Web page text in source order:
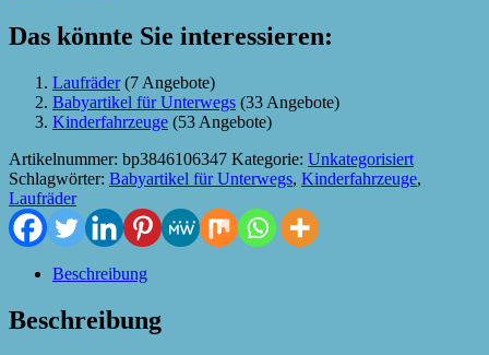
Das könnte Sie interessieren:
Laufräder(7 Angebote)
Babyartikel für Unterwegs (33 Angebote)
Kinderfahrzeuge (53 Angebote)
Artikelnummer: bp3846106347 Kategorie: Unkategorisiert
Schlagwörter: Babyartikel für Unterwegs, Kinderfahrzeuge,
Laufräder
Beschreibung
Beschreibung